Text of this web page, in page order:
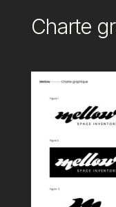
Charte